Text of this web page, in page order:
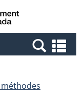
Canada
et